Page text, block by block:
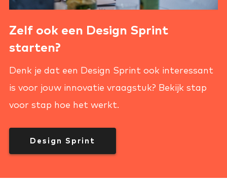
Zelf ook een Design Sprint
starten?
Denk je dat een Design Sprint ook interessant
is voor jouw innovatie vraagstuk? Bekijk stap
voor stap hoe het werkt.
Design Sprint